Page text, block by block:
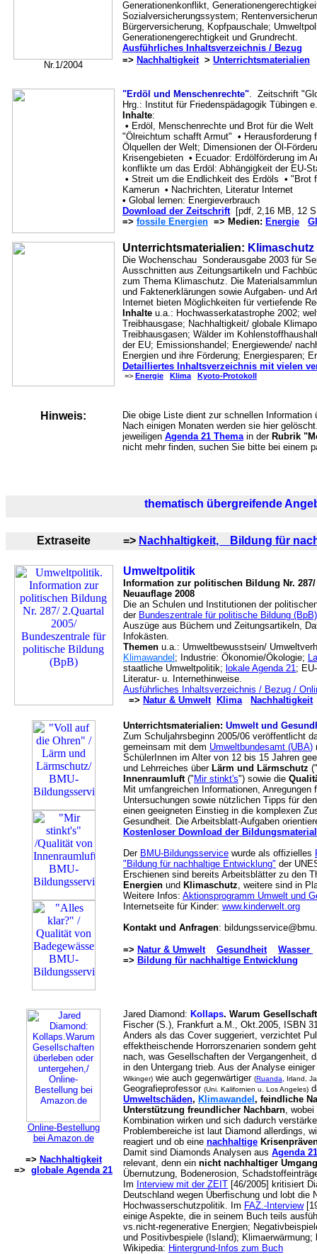
Nr.1/2004
Generationenkonflikt,
Sozialversicherungssystem;
Bürgerversicherung, Kopfpauschale;
Generationengerechtigkeit und Grundrecht.
Ausführliches Inhaltsverzeichnis / Bezug
=> Nachhaltigkeit> Unterrichtsmaterialien
"Erdöl und Menschenrechte". Zeitschrift
Hrg.: Institut für Friedenspädagogik Tübingen
Inhalte:
• Erdöl, Menschenrechte und Brot für die Welt
"Ölreichtum schafft Armut" •
Ölquellen der Welt; Dimensionen der Öl-
Krisengebieten • Ecuador: Erdölförderung im
konflikte um das Erdöl: Abhängigkeit der EU-
• Streit um die Endlichkeit des Erdöls • "Brot
Kamerun • Nachrichten, Literatur Internet
• Global lernen: Energieverbrauch
Download der Zeitschrift[pdf, 2,16 MB, 12
=> fossile Energien => Medien: Energie
Unterrichtsmaterialien: Klimaschutz
Die Wochenschau Sonderausgabe 2003 für
Ausschnitten aus Zeitungsartikeln und
zum Thema Klimaschutz. Die
und Faktenerklärungen sowie Aufgaben- und
Internet bieten Möglichkeiten für vertiefende
Inhalte u.a.: Hochwasserkatastrophe 2002;
Treibhausgase; Nachhaltigkeit/ globale
Treibhausgasen; Wälder im
der EU; Emissionshandel; Energiewende/
Energien und ihre Förderung; Energiesparen;
Detailliertes Inhaltsverzeichnis mit vielen
=> Energie Klima Kyoto-Protokoll
Hinweis:
Die obige Liste dient zur schnellen
Nach einigen Monaten werden sie hier
jeweiligen Agenda 21 Themain der Rubrik
nicht mehr finden, suchen Sie bitte bei einem
thematisch übergreifende
Extraseite => Nachhaltigkeit, Bildung für
Umweltpolitik
Information zur politischen Bildung Nr.
Neuauflage 2008
Die an Schulen und Institutionen der
der Bundeszentrale für politische Bildung (BpB)
Auszüge aus Büchern und Zeitungsartikeln,
Infokästen.
Themen u.a.: Umweltbewusstsein/
Klimawandel ; Industrie: Ökonomie/Ökologie;
staatliche Umweltpolitik; lokale Agenda 21;
Literatur- u. Internethinweise.
Ausführliches Inhaltsverzeichnis / Bezug /
=> Natur & Umwelt Klima Nachhaltigkeit
Unterrichtsmaterialien: Umwelt und
Zum Schuljahrsbeginn 2005/06 veröffentlicht
gemeinsam mit dem Umweltbundesamt (UBA)
SchülerInnen im Alter von 12 bis 15 Jahren
und Lehrreiches über Lärm und Lärmschutz ("
Innenraumluft(" Mir stinkt's") sowie die
Mit umfangreichen Informationen,
Untersuchungen sowie nützlichen Tipps für
einen geeigneten Einstieg in die komplexen
Gesundheit. Die Arbeitsblatt-Aufgaben
Kostenloser Download der
Der BMU-Bildungsservice wurde als offizielles
"Bildung für nachhaltige Entwicklung" der
Erschienen sind bereits Arbeitsblätter zu den
Energien und Klimaschutz, weitere sind in
Weitere Infos: Aktionsprogramm Umwelt und
Internetseite für Kinder: www.kinderwelt.org
Kontakt und Anfragen:
=> Natur & Umwelt Gesundheit
Wasser
=> Bildung für nachhaltige Entwicklung
Online-Bestellung
bei Amazon.de
=> Nachhaltigkeit
=> globale Agenda 21
Jared Diamond: Kollaps. Warum
Fischer (S.), Frankfurt a.M., Okt.2005, ISBN
Anders als das Cover suggeriert, verzichtet
effektheischende Horrorszenarien sondern
nach, was Gesellschaften der Vergangenheit,
in den Untergang trieb. Aus der Analyse
Wikinger) wie auch gegenwärtiger (Ruanda , Irland,
Geografieprofessor (Uni. Kalifornien u. Los Angeles)
Umweltschäden, Klimawandel , feindliche
Unterstützung freundlicher Nachbarn,
Kombination wirken und sich dadurch
Problembereiche ist laut Diamond allerdings,
reagiert und ob eine nachhaltige
Damit sind Diamonds Analysen aus Agenda 21
relevant, denn ein nicht nachhaltiger
Übernutzung, Bodenerosion,
Im Interview mit der ZEIT [46/2005] kritisiert
Deutschland wegen Überfischung und lobt die
Hochwasserschutzpolitik. Im FAZ.-Interview
einige Aspekte, die in seinem Buch teils
vs.nicht-regenerative Energien;
und Positivbespiele (Island); Klimaerwärmung;
Wikipedia: Hintergrund-Infos zum Buch